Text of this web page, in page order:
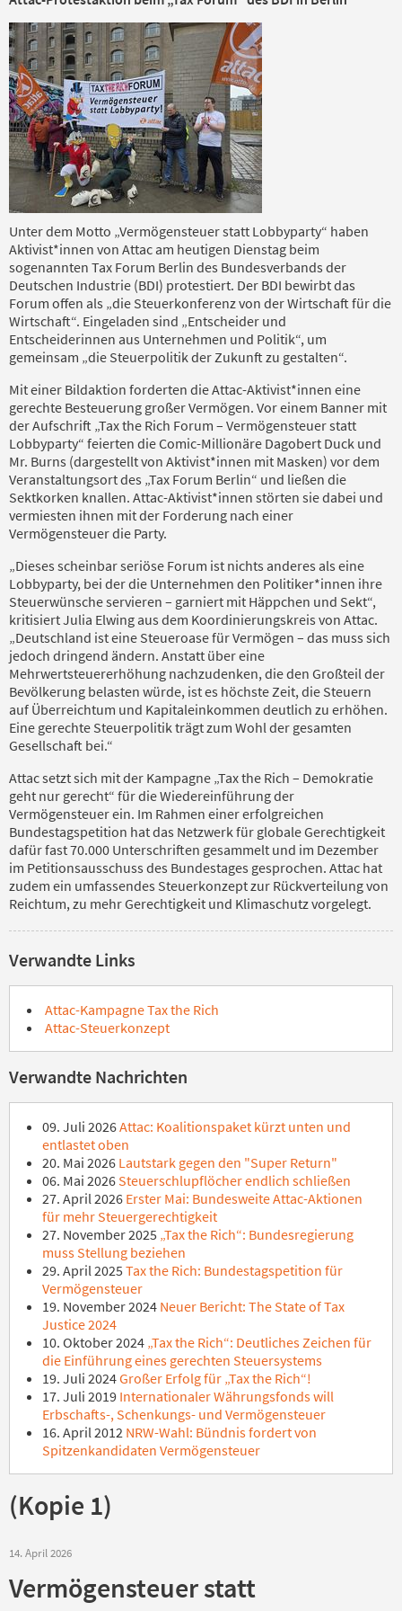
Unter dem Motto „Vermögensteuer statt Lobbyparty“ haben
Aktivist*innen von Attac am heutigen Dienstag beim
sogenannten Tax Forum Berlin des Bundesverbands der
Deutschen Industrie (BDI) protestiert. Der BDI bewirbt das
Forum offen als „die Steuerkonferenz von der Wirtschaft für die
Wirtschaft“. Eingeladen sind „Entscheider und
Entscheiderinnen aus Unternehmen und Politik“, um
gemeinsam „die Steuerpolitik der Zukunft zu gestalten“.
Mit einer Bildaktion forderten die Attac-Aktivist*innen eine
gerechte Besteuerung großer Vermögen. Vor einem Banner mit
der Aufschrift „Tax the Rich Forum – Vermögensteuer statt
Lobbyparty“ feierten die Comic-Millionäre Dagobert Duck und
Mr. Burns (dargestellt von Aktivist*innen mit Masken) vor dem
Veranstaltungsort des „Tax Forum Berlin“ und ließen die
Sektkorken knallen. Attac-Aktivist*innen störten sie dabei und
vermiesten ihnen mit der Forderung nach einer
Vermögensteuer die Party.
„Dieses scheinbar seriöse Forum ist nichts anderes als eine
Lobbyparty, bei der die Unternehmen den Politiker*innen ihre
Steuerwünsche servieren – garniert mit Häppchen und Sekt“,
kritisiert Julia Elwing aus dem Koordinierungskreis von Attac.
„Deutschland ist eine Steueroase für Vermögen – das muss sich
jedoch dringend ändern. Anstatt über eine
Mehrwertsteuererhöhung nachzudenken, die den Großteil der
Bevölkerung belasten würde, ist es höchste Zeit, die Steuern
auf Überreichtum und Kapitaleinkommen deutlich zu erhöhen.
Eine gerechte Steuerpolitik trägt zum Wohl der gesamten
Gesellschaft bei.“
Attac setzt sich mit der Kampagne „Tax the Rich – Demokratie
geht nur gerecht“ für die Wiedereinführung der
Vermögensteuer ein. Im Rahmen einer erfolgreichen
Bundestagspetition hat das Netzwerk für globale Gerechtigkeit
dafür fast 70.000 Unterschriften gesammelt und im Dezember
im Petitionsausschuss des Bundestages gesprochen. Attac hat
zudem ein umfassendes Steuerkonzept zur Rückverteilung von
Reichtum, zu mehr Gerechtigkeit und Klimaschutz vorgelegt.
Verwandte Links
Attac-Kampagne Tax the Rich
Attac-Steuerkonzept
Verwandte Nachrichten
09. Juli 2026Attac: Koalitionspaket kürzt unten und
entlastet oben
20. Mai 2026 Lautstark gegen den "Super Return"
06. Mai 2026 Steuerschlupflöcher endlich schließen
27. April 2026 Erster Mai: Bundesweite Attac-Aktionen
für mehr Steuergerechtigkeit
27. November 2025 „Tax the Rich“: Bundesregierung
muss Stellung beziehen
29. April 2025 Tax the Rich: Bundestagspetition für
Vermögensteuer
19. November 2024 Neuer Bericht: The State of Tax
Justice 2024
10. Oktober 2024 „Tax the Rich“: Deutliches Zeichen für
die Einführung eines gerechten Steuersystems
19. Juli 2024Großer Erfolg für „Tax the Rich“!
17. Juli 2019 Internationaler Währungsfonds will
Erbschafts-, Schenkungs- und Vermögensteuer
16. April 2012 NRW-Wahl: Bündnis fordert von
Spitzenkandidaten Vermögensteuer
(Kopie 1)
14. April 2026
Vermögensteuer statt